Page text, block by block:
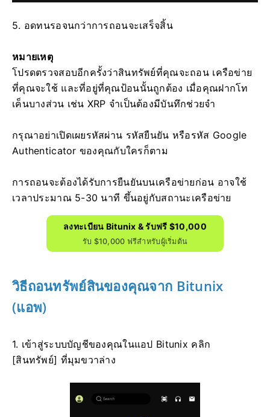
5. อดทนรอจนกว่าการถอนจะเสร็จสิ้น
หมายเหตุ
โปรดตรวจสอบอีกครั้งว่าสินทรัพย์ที่คุณจะถอน เครือข่าย
ที่คุณจะใช้ และที่อยู่ที่คุณป้อนนั้นถูกต้อง เมื่อคุณฝากโท
เค็นบางส่วน เช่น XRP จำเป็นต้องมีบันทึกช่วยจำ
กรุณาอย่าเปิดเผยรหัสผ่าน รหัสยืนยัน หรือรหัส Google
Authenticator ของคุณกับใครก็ตาม
การถอนจะต้องได้รับการยืนยันบนเครือข่ายก่อน อาจใช้
เวลาประมาณ 5-30 นาที ขึ้นอยู่กับสถานะเครือข่าย
ลงทะเบียน Bitunix & รับฟรี $10,000
รับ $10,000 ฟรีสำหรับผู้เริ่มต้น
วิธีถอนทรัพย์สินของคุณจาก Bitunix
(แอพ)
1. เข้าสู่ระบบบัญชีของคุณในแอป Bitunix คลิก
[สินทรัพย์] ที่มุมขวาล่าง